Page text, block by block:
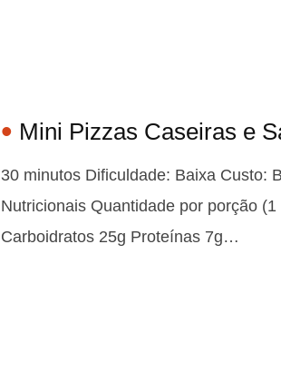
Mini Pizzas Caseiras e
30 minutos Dificuldade: Baixa Custo:
Nutricionais Quantidade por porção
Carboidratos 25g Proteínas 7g…